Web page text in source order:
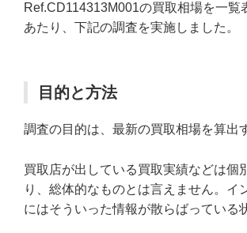
Ref.CD114313M001の買取相場を一覧
あたり、下記の調査を実施しました。
目的と方法
調査の目的は、最新の買取相場を算出
買取店が出している買取実績などは個
り、総体的なものとは言えません。イ
にはそういった情報が散らばっている